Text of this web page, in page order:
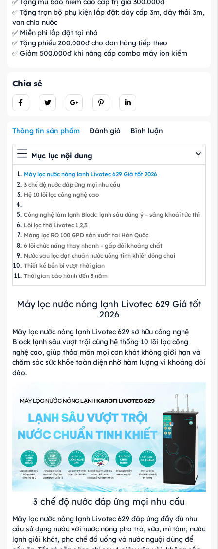
✅ Tặng mũ bảo hiểm cao cấp trị giá 300.000đ
✅ Tặng trọn bộ phụ kiện lắp đặt: dây cấp 3m, dây thải 3m,
van chia nước
✅ Miễn phí lắp đặt tại nhà
✅ Tặng phiếu 200.000đ cho đơn hàng tiếp theo
✅ Giảm 500.000đ khi nâng cấp combo máy ion kiềm
Chia sẻ
Thông tin sản phẩm Đánh giá Bình luận
Mục lục nội dung
Máy lọc nước nóng lạnh Livotec 629 Giá tốt 2026
3 chế độ nước đáp ứng mọi nhu cầu
Hệ 10 lõi lọc công nghệ cao
Công nghệ làm lạnh Block: lạnh sâu đúng ý – sảng khoái tức thì
Lõi lọc thô Livotec 1,2,3
Màng lọc RO 100 GPD sản xuất tại Hàn Quốc
6 lõi chức năng thay nhanh – gấp đôi khoáng chất
Nước sau lọc đạt chuẩn nước uống tinh khiết đóng chai
Thiết kế bền bỉ vượt thời gian
Thời gian bảo hành đến 3 năm
Máy lọc nước nóng lạnh Livotec 629 Giá tốt
2026
Máy lọc nước nóng lạnh Livotec 629 sở hữu công nghệ
Block lạnh sâu vượt trội cùng hệ thống 10 lõi lọc công
nghệ cao, giúp thỏa mãn mọi cơn khát không giới hạn và
chăm sóc sức khỏe toàn diện nhờ hàm lượng vi khoáng dồi
dào.
3 chế độ nước đáp ứng mọi nhu cầu
Máy lọc nước nóng lạnh Livotec 629 đáp ứng đầy đủ nhu
cầu sử dụng nước với nước nóng pha trà, sữa, mì tôm; nước
lạnh giải khát, pha chế đồ uống và nước nguội dùng để